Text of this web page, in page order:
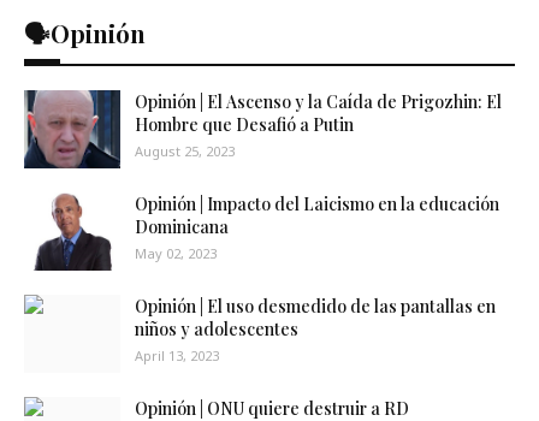
🗣️Opinión
Opinión | El Ascenso y la Caída de Prigozhin: El
Hombre que Desafió a Putin
August 25, 2023
Opinión | Impacto del Laicismo en la educación
Dominicana
May 02, 2023
Opinión | El uso desmedido de las pantallas en
niños y adolescentes
April 13, 2023
Opinión | ONU quiere destruir a RD